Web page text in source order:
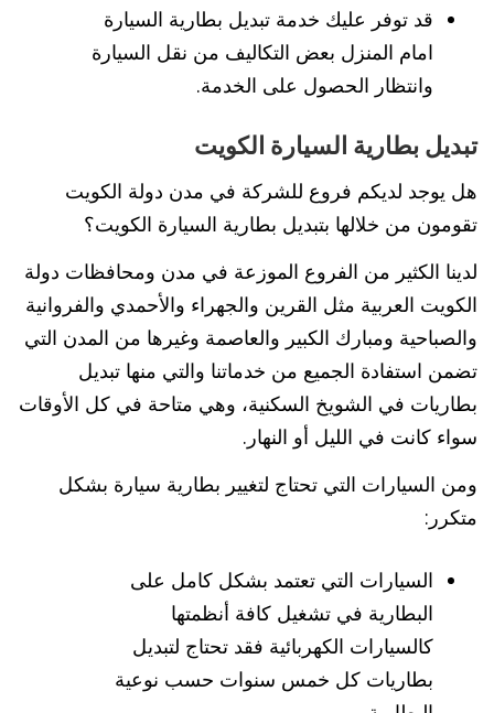
قد توفر عليك خدمة تبديل بطارية السيارة
امام المنزل بعض التكاليف من نقل السيارة
وانتظار الحصول على الخدمة.
تبديل بطارية السيارة الكويت
هل يوجد لديكم فروع للشركة في مدن دولة الكويت
تقومون من خلالها بتبديل بطارية السيارة الكويت؟
لدينا الكثير من الفروع الموزعة في مدن ومحافظات دولة
الكويت العربية مثل القرين والجهراء والأحمدي والفروانية
والصباحية ومبارك الكبير والعاصمة وغيرها من المدن التي
تضمن استفادة الجميع من خدماتنا والتي منها تبديل
بطاريات في الشويخ السكنية، وهي متاحة في كل الأوقات
سواء كانت في الليل أو النهار.
ومن السيارات التي تحتاج لتغيير بطارية سيارة بشكل
متكرر:
السيارات التي تعتمد بشكل كامل على
البطارية في تشغيل كافة أنظمتها
كالسيارات الكهربائية فقد تحتاج لتبديل
بطاريات كل خمس سنوات حسب نوعية